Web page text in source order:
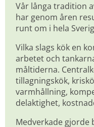
Vår långa tradition
har genom åren
runt om i hela
Vilka slags kök en
arbetet och
måltiderna.
tillagningskök,
varmhållning,
delaktighet,
Medverkade gjorde